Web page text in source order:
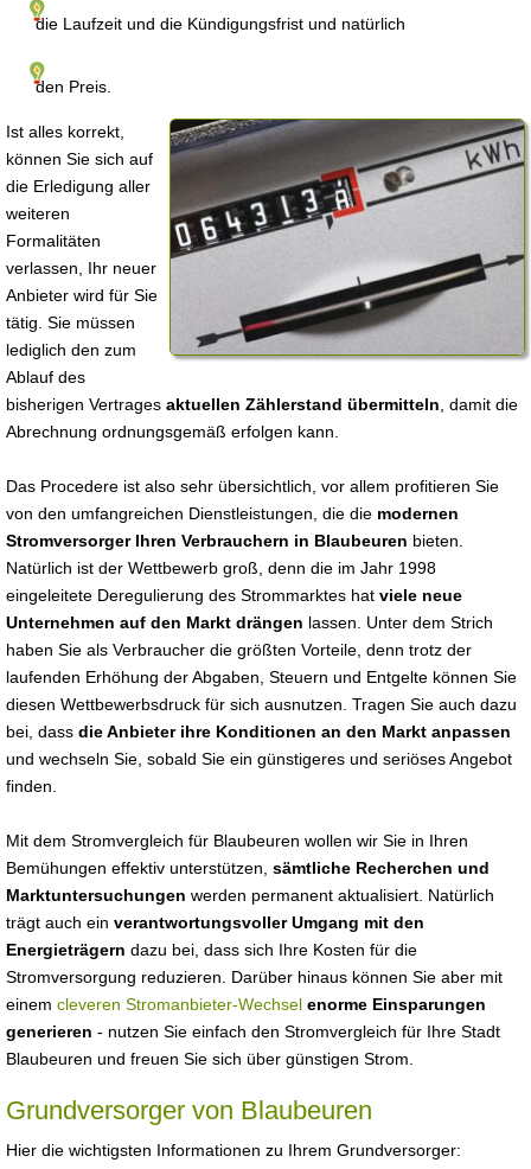
die Laufzeit und die Kündigungsfrist und natürlich
den Preis.
Ist alles korrekt,
können Sie sich auf
die Erledigung aller
weiteren
Formalitäten
verlassen, Ihr neuer
Anbieter wird für Sie
tätig. Sie müssen
lediglich den zum
Ablauf des
bisherigen Vertrages aktuellen Zählerstand übermitteln , damit die
Abrechnung ordnungsgemäß erfolgen kann.
Das Procedere ist also sehr übersichtlich, vor allem profitieren Sie
von den umfangreichen Dienstleistungen, die die modernen
Stromversorger Ihren Verbrauchern in Blaubeuren bieten.
Natürlich ist der Wettbewerb groß, denn die im Jahr 1998
eingeleitete Deregulierung des Strommarktes hat viele neue
Unternehmen auf den Markt drängen lassen. Unter dem Strich
haben Sie als Verbraucher die größten Vorteile, denn trotz der
laufenden Erhöhung der Abgaben, Steuern und Entgelte können Sie
diesen Wettbewerbsdruck für sich ausnutzen. Tragen Sie auch dazu
bei, dass die Anbieter ihre Konditionen an den Markt anpassen
und wechseln Sie, sobald Sie ein günstigeres und seriöses Angebot
finden.
Mit dem Stromvergleich für Blaubeuren wollen wir Sie in Ihren
Bemühungen effektiv unterstützen, sämtliche Recherchen und
Marktuntersuchungen werden permanent aktualisiert. Natürlich
trägt auch ein verantwortungsvoller Umgang mit den
Energieträgern dazu bei, dass sich Ihre Kosten für die
Stromversorgung reduzieren. Darüber hinaus können Sie aber mit
einem cleveren Stromanbieter-Wechsel enorme Einsparungen
generieren - nutzen Sie einfach den Stromvergleich für Ihre Stadt
Blaubeuren und freuen Sie sich über günstigen Strom.
Grundversorger von Blaubeuren
Hier die wichtigsten Informationen zu Ihrem Grundversorger: